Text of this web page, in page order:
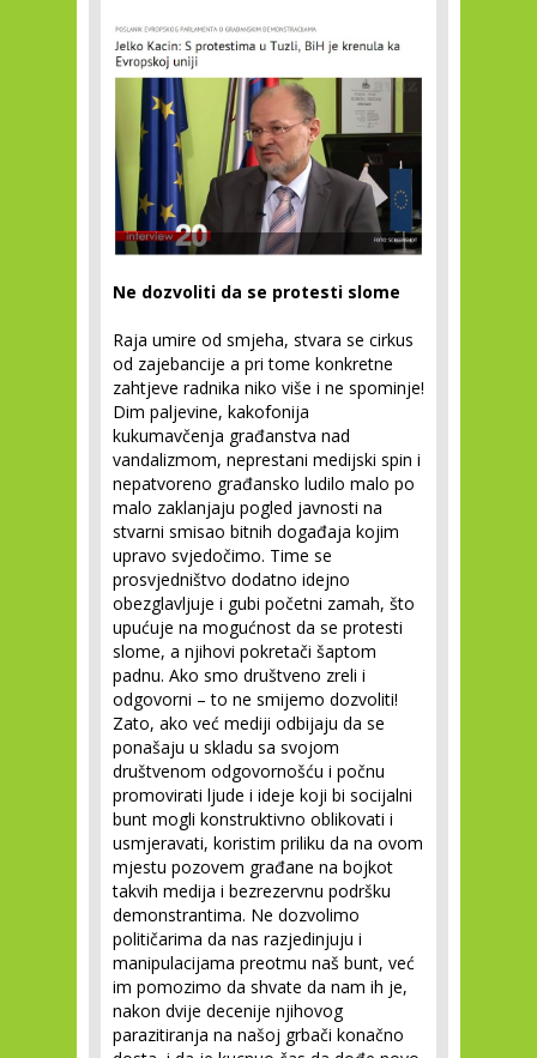
Ne dozvoliti da se protesti slome
Raja umire od smjeha, stvara se cirkus
od zajebancije a pri tome konkretne
zahtjeve radnika niko više i ne spominje!
Dim paljevine, kakofonija
kukumavčenja građanstva nad
vandalizmom, neprestani medijski spin i
nepatvoreno građansko ludilo malo po
malo zaklanjaju pogled javnosti na
stvarni smisao bitnih događaja kojim
upravo svjedočimo. Time se
prosvjedništvo dodatno idejno
obezglavljuje i gubi početni zamah, što
upućuje na mogućnost da se protesti
slome, a njihovi pokretači šaptom
padnu. Ako smo društveno zreli i
odgovorni – to ne smijemo dozvoliti!
Zato, ako već mediji odbijaju da se
ponašaju u skladu sa svojom
društvenom odgovornošću i počnu
promovirati ljude i ideje koji bi socijalni
bunt mogli konstruktivno oblikovati i
usmjeravati, koristim priliku da na ovom
mjestu pozovem građane na bojkot
takvih medija i bezrezervnu podršku
demonstrantima. Ne dozvolimo
političarima da nas razjedinjuju i
manipulacijama preotmu naš bunt, već
im pomozimo da shvate da nam ih je,
nakon dvije decenije njihovog
parazitiranja na našoj grbači konačno